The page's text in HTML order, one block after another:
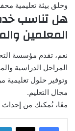
وخلق بيئة تعليمية
هل تناسب
المعلمين
نعم، تقدم مؤسسة
المراحل الدراسية
وتوفير حلول تعليمية
مجال التعليم.
معًا، نُمكنك من